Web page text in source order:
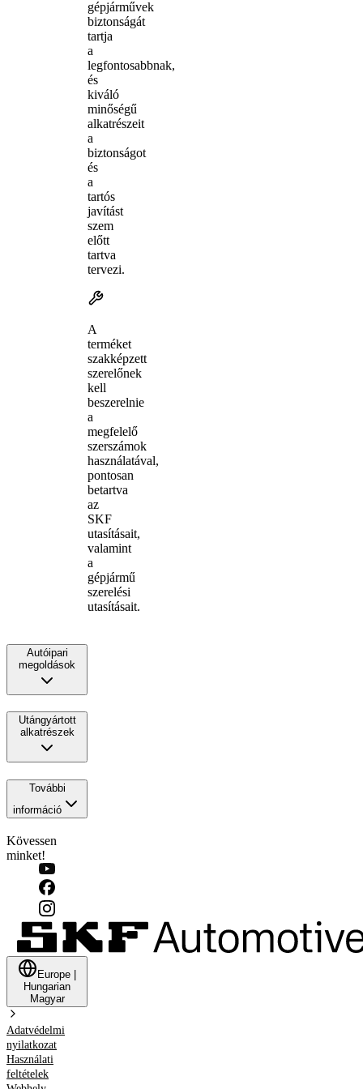
gépjárművek
biztonságát
tartja
a
legfontosabbnak,
és
kiváló
minőségű
alkatrészeit
a
biztonságot
és
a
tartós
javítást
szem
előtt
tartva
tervezi.
A
terméket
szakképzett
szerelőnek
kell
beszerelnie
a
megfelelő
szerszámok
használatával,
pontosan
betartva
az
SKF
utasításait,
valamint
a
gépjármű
szerelési
utasításait.
Autóipari
megoldások
Utángyártott
alkatrészek
További
információ
Kövessen
minket!
Europe
Hungarian
Magyar
Adatvédelmi
nyilatkozat
Használati
feltételek